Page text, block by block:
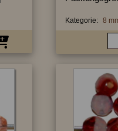
Kategorie: 8